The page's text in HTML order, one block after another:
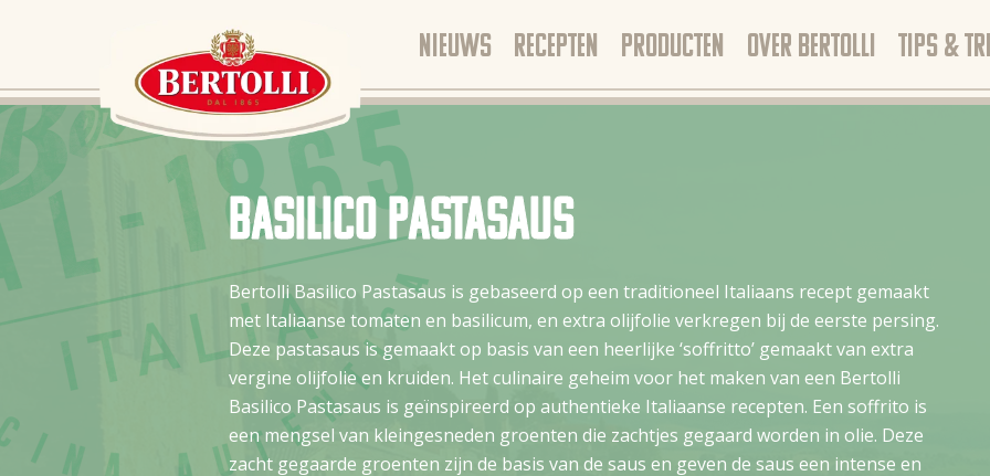
NIEUWS RECEPTEN PRODUCTEN OVER BERTOLLI TIPS &
Basilico pastasaus
Bertolli Basilico Pastasaus is gebaseerd op een traditioneel Italiaans recept gemaakt
met Italiaanse tomaten en basilicum, en extra olijfolie verkregen bij de eerste persing.
Deze pastasaus is gemaakt op basis van een heerlijke ‘soffritto’ gemaakt van extra
vergine olijfolie en kruiden. Het culinaire geheim voor het maken van een Bertolli
Basilico Pastasaus is geïnspireerd op authentieke Italiaanse recepten. Een soffrito is
een mengsel van kleingesneden groenten die zachtjes gegaard worden in olie. Deze
zacht gegaarde groenten zijn de basis van de saus en geven de saus een intense en